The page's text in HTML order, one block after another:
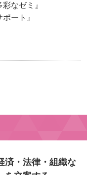
なゼミ』
ート』
済・法律・組織な